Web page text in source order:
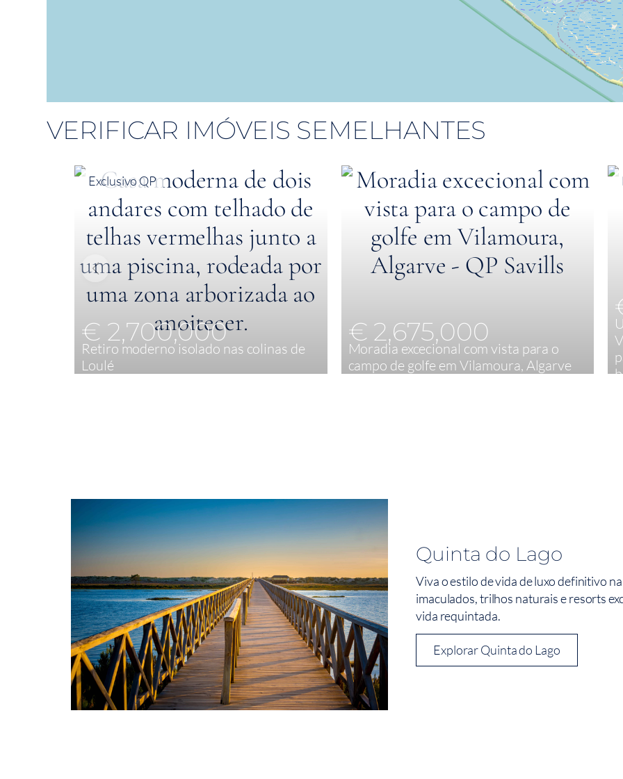
VERIFICAR IMÓVEIS SEMELHANTES
€ 2,700,000
Retiro moderno isolado nas colinas de
Loulé
Exclusivo QP
€ 2,675,000
Moradia excecional com vista para o
campo de golfe em Vilamoura, Algarve
Quinta do Lago
Viva o estilo de vida de luxo definitivo
imaculados, trilhos naturais e resorts
vida requintada.
Explorar Quinta do Lago